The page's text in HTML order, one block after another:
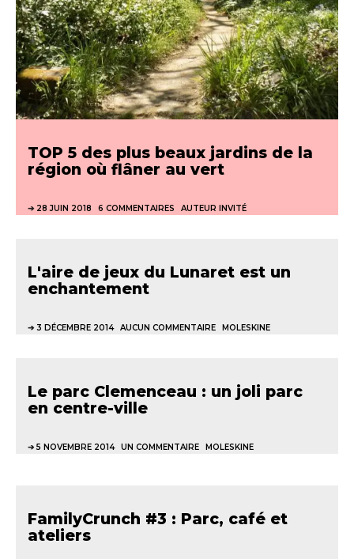
TOP 5 des plus beaux jardins de la
région où flâner au vert
28 JUIN 2018 6 COMMENTAIRES AUTEUR INVITÉ
L'aire de jeux du Lunaret est un
enchantement
3 DÉCEMBRE 2014 AUCUN COMMENTAIRE MOLESKINE
Le parc Clemenceau : un joli parc
en centre-ville
5 NOVEMBRE 2014 UN COMMENTAIRE MOLESKINE
FamilyCrunch #3 : Parc, café et
ateliers